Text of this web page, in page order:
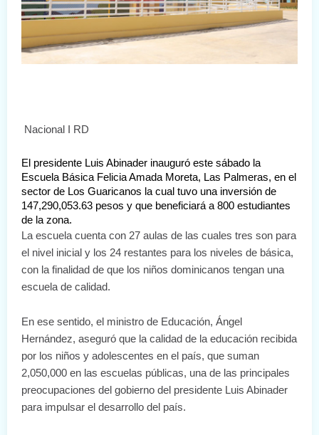
Nacional I RD
El presidente Luis Abinader inauguró este sábado la
Escuela Básica Felicia Amada Moreta, Las Palmeras, en el
sector de Los Guaricanos la cual tuvo una inversión de
147,290,053.63 pesos y que beneficiará a 800 estudiantes
de la zona.
La escuela cuenta con 27 aulas de las cuales tres son para
el nivel inicial y los 24 restantes para los niveles de básica,
con la finalidad de que los niños dominicanos tengan una
escuela de calidad.
En ese sentido, el ministro de Educación, Ángel
Hernández, aseguró que la calidad de la educación recibida
por los niños y adolescentes en el país, que suman
2,050,000 en las escuelas públicas, una de las principales
preocupaciones del gobierno del presidente Luis Abinader
para impulsar el desarrollo del país.